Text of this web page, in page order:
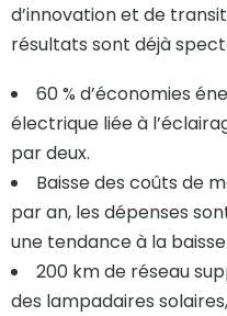
d’innovation et de
résultats sont déjà
60 % d’économies
électrique liée à
par deux.
Baisse des coûts de
par an, les dépenses
une tendance à la
200 km de réseau
des lampadaires